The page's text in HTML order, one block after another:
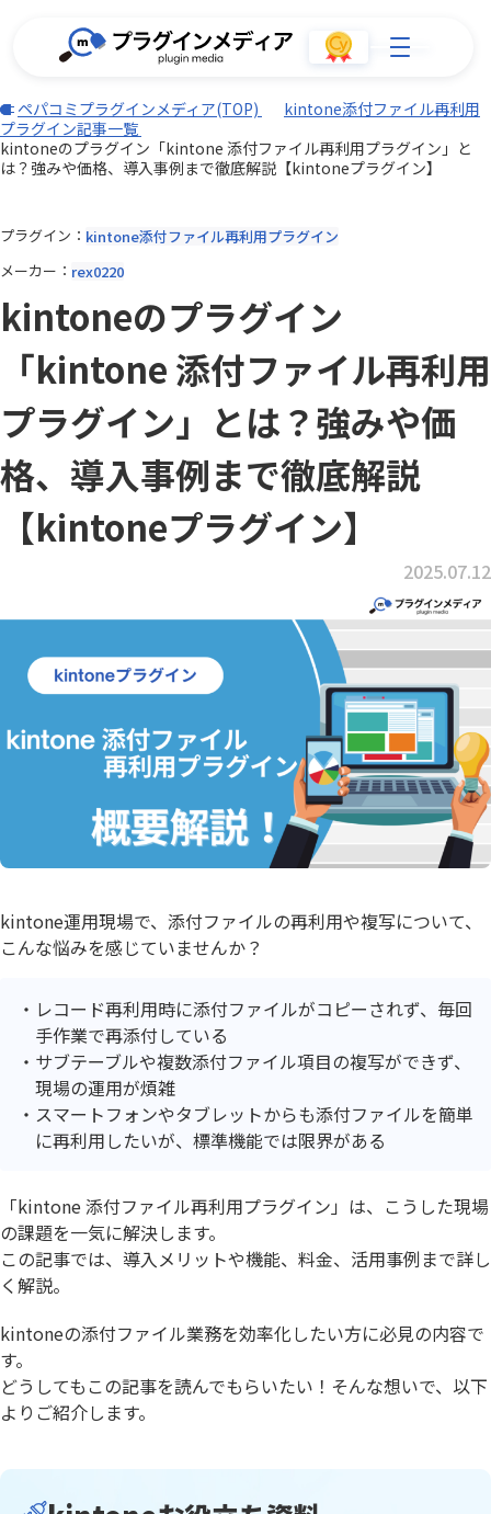
ペパコミプラグインメディア(TOP)
kintone添付ファイル再利用
プラグイン記事一覧
kintoneのプラグイン「kintone 添付ファイル再利用プラグイン」と
は？強みや価格、導入事例まで徹底解説【kintoneプラグイン】
プラグイン
kintone添付ファイル再利用プラグイン
メーカー
rex0220
kintoneのプラグイン
「kintone 添付ファイル再利用
プラグイン」とは？強みや価
格、導入事例まで徹底解説
【kintoneプラグイン】
2025.07.12
kintone運用現場で、添付ファイルの再利用や複写について、
こんな悩みを感じていませんか？
レコード再利用時に添付ファイルがコピーされず、毎回
手作業で再添付している
サブテーブルや複数添付ファイル項目の複写ができず、
現場の運用が煩雑
スマートフォンやタブレットからも添付ファイルを簡単
に再利用したいが、標準機能では限界がある
「kintone 添付ファイル再利用プラグイン」は、こうした現場
の課題を一気に解決します。
この記事では、導入メリットや機能、料金、活用事例まで詳し
く解説。
kintoneの添付ファイル業務を効率化したい方に必見の内容で
す。
どうしてもこの記事を読んでもらいたい！そんな想いで、以下
よりご紹介します。